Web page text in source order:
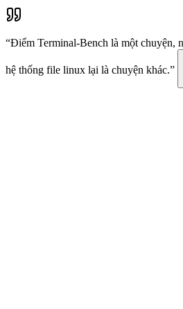
“Điểm Terminal-Bench là một chuyện,
hệ thống file linux lại là chuyện khác.”